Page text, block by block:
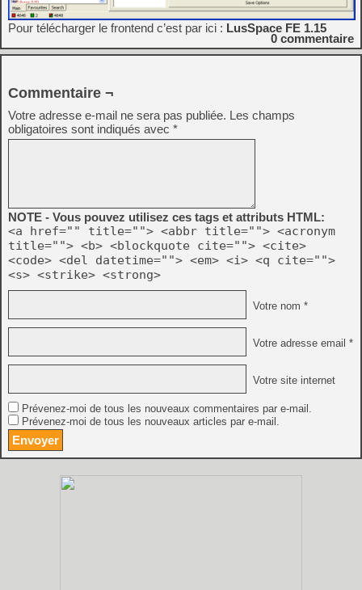
Pour télécharger le frontend c’est par ici : LusSpace FE 1.15
0 commentaire
Commentaire ¬
Votre adresse e-mail ne sera pas publiée. Les champs
obligatoires sont indiqués avec *
NOTE - Vous pouvez utilisez ces tags et attributs HTML:
<a href="" title=""> <abbr title=""> <acronym
title=""> <b> <blockquote cite=""> <cite>
<code> <del datetime=""> <em> <i> <q cite="">
<s> <strike> <strong>
Votre nom *
Votre adresse email *
Votre site internet
Prévenez-moi de tous les nouveaux commentaires par e-mail.
Prévenez-moi de tous les nouveaux articles par e-mail.